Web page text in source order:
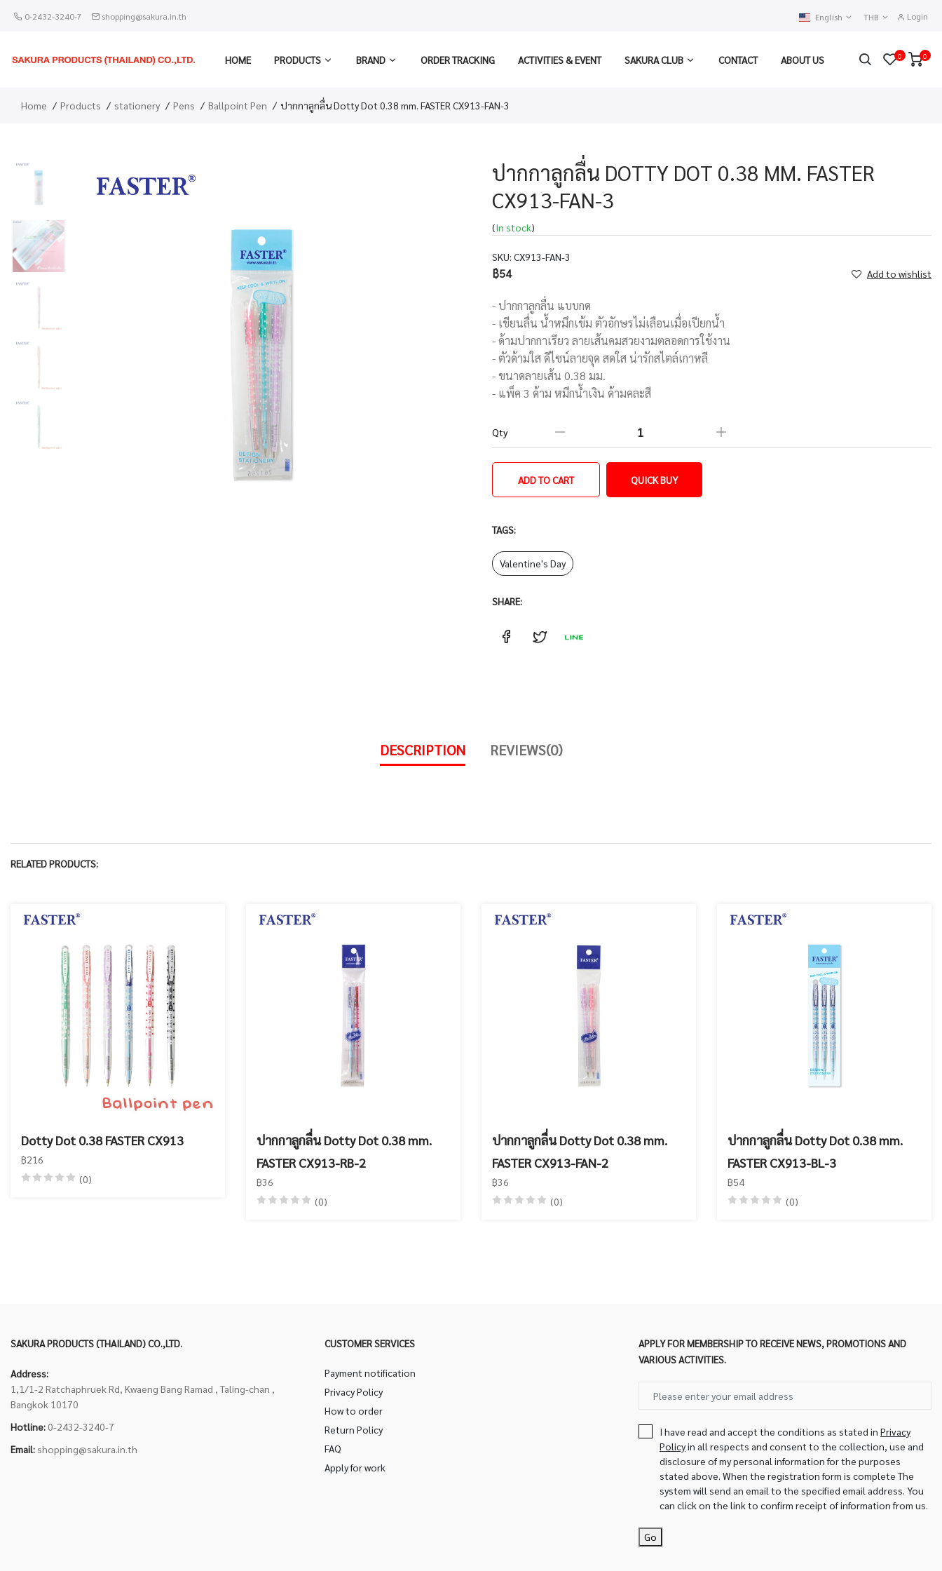
0-2432-3240-7 shopping@sakura.in.th English THB Login
HOME PRODUCTS BRAND ORDER TRACKING ACTIVITIES & EVENT SAKURA CLUB CONTACT ABOUT US 0 0
Home Products stationery Pens Ballpoint Pen ปากกาลูกลื่น Dotty Dot 0.38 mm. FASTER CX913-FAN-3
ปากกาลูกลื่น DOTTY DOT 0.38 MM. FASTER
CX913-FAN-3
(In stock)
SKU: CX913-FAN-3
฿54 Add to wishlist
- ปากกาลูกลื่น แบบกด
- เขียนลื่น น้ำหมึกเข้ม ตัวอักษรไม่เลือนเมื่อเปียกน้ำ
- ด้ามปากกาเรียว ลายเส้นคมสวยงามตลอดการใช้งาน
- ตัวด้ามใส ดีไซน์ลายจุด สดใส น่ารักสไตล์เกาหลี
- ขนาดลายเส้น 0.38 มม.
- แพ็ค 3 ด้าม หมึกน้ำเงิน ด้ามคละสี
Qty
ADD TO CART QUICK BUY
TAGS:
Valentine's Day
SHARE:
DESCRIPTION REVIEWS(0)
RELATED PRODUCTS:
Dotty Dot 0.38 FASTER CX913
฿216
(0)
ปากกาลูกลื่น Dotty Dot 0.38 mm.
FASTER CX913-RB-2
฿36
(0)
ปากกาลูกลื่น Dotty Dot 0.38 mm.
FASTER CX913-FAN-2
฿36
(0)
ปากกาลูกลื่น Dotty Dot 0.38 mm.
FASTER CX913-BL-3
฿54
(0)
SAKURA PRODUCTS (THAILAND) CO.,LTD.
Address:
1,1/1-2 Ratchaphruek Rd, Kwaeng Bang Ramad , Taling-chan ,
Bangkok 10170
Hotline: 0-2432-3240-7
Email: shopping@sakura.in.th
CUSTOMER SERVICES
Payment notification
Privacy Policy
How to order
Return Policy
FAQ
Apply for work
APPLY FOR MEMBERSHIP TO RECEIVE NEWS, PROMOTIONS AND
VARIOUS ACTIVITIES.
I have read and accept the conditions as stated in Privacy
Policyin all respects and consent to the collection, use and
disclosure of my personal information for the purposes
stated above. When the registration form is complete The
system will send an email to the specified email address. You
can click on the link to confirm receipt of information from us.
Go